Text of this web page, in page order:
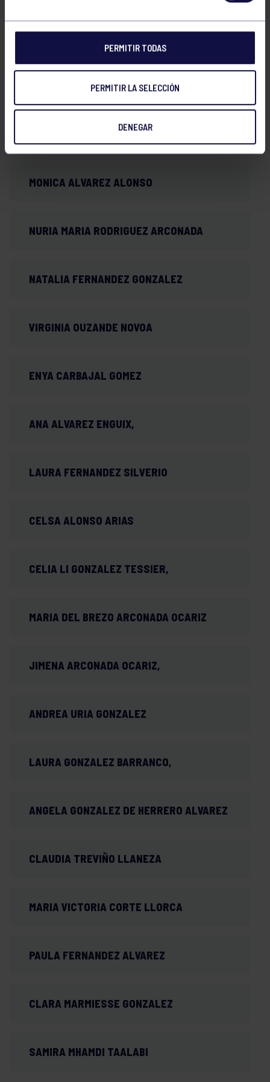
PERMITIR TODAS
PERMITIR LA SELECCIÓN
DENEGAR
LUCIA FERNANDEZ GONZALEZ
SARA GARCIA MENENDEZ
MONICA ALVAREZ ALONSO
NURIA MARIA RODRIGUEZ ARCONADA
NATALIA FERNANDEZ GONZALEZ
VIRGINIA OUZANDE NOVOA
ENYA CARBAJAL GOMEZ
ANA ALVAREZ ENGUIX,
LAURA FERNANDEZ SILVERIO
CELSA ALONSO ARIAS
CELIA LI GONZALEZ TESSIER,
MARIA DEL BREZO ARCONADA OCARIZ
JIMENA ARCONADA OCARIZ,
ANDREA URIA GONZALEZ
LAURA GONZALEZ BARRANCO,
ANGELA GONZALEZ DE HERRERO ALVAREZ
CLAUDIA TREVIÑO LLANEZA
MARIA VICTORIA CORTE LLORCA
PAULA FERNANDEZ ALVAREZ
CLARA MARMIESSE GONZALEZ
SAMIRA MHAMDI TAALABI